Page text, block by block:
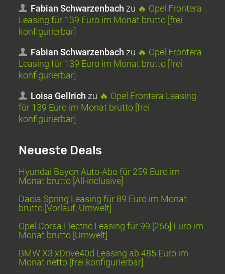
Fabian Schwarzenbach zu 🔥 Opel Frontera
Leasing für 139 Euro im Monat brutto [frei
konfigurierbar]
Fabian Schwarzenbach zu 🔥 Opel Frontera
Leasing für 139 Euro im Monat brutto [frei
konfigurierbar]
Loisa Gellrich zu 🔥 Opel Frontera Leasing
für 139 Euro im Monat brutto [frei
konfigurierbar]
Neueste Deals
Hyundai Bayon Auto-Abo für 259 Euro im
Monat brutto [All-inclusive]
Dacia Spring Leasing für 89 Euro im Monat
brutto [Vorlauf, Umwelt]
Opel Corsa Electric Leasing für 99 [266] Euro im
Monat brutto [Umwelt]
BMW X3 xDrive40d Leasing ab 485 Euro im
Monat netto [frei konfigurierbar]